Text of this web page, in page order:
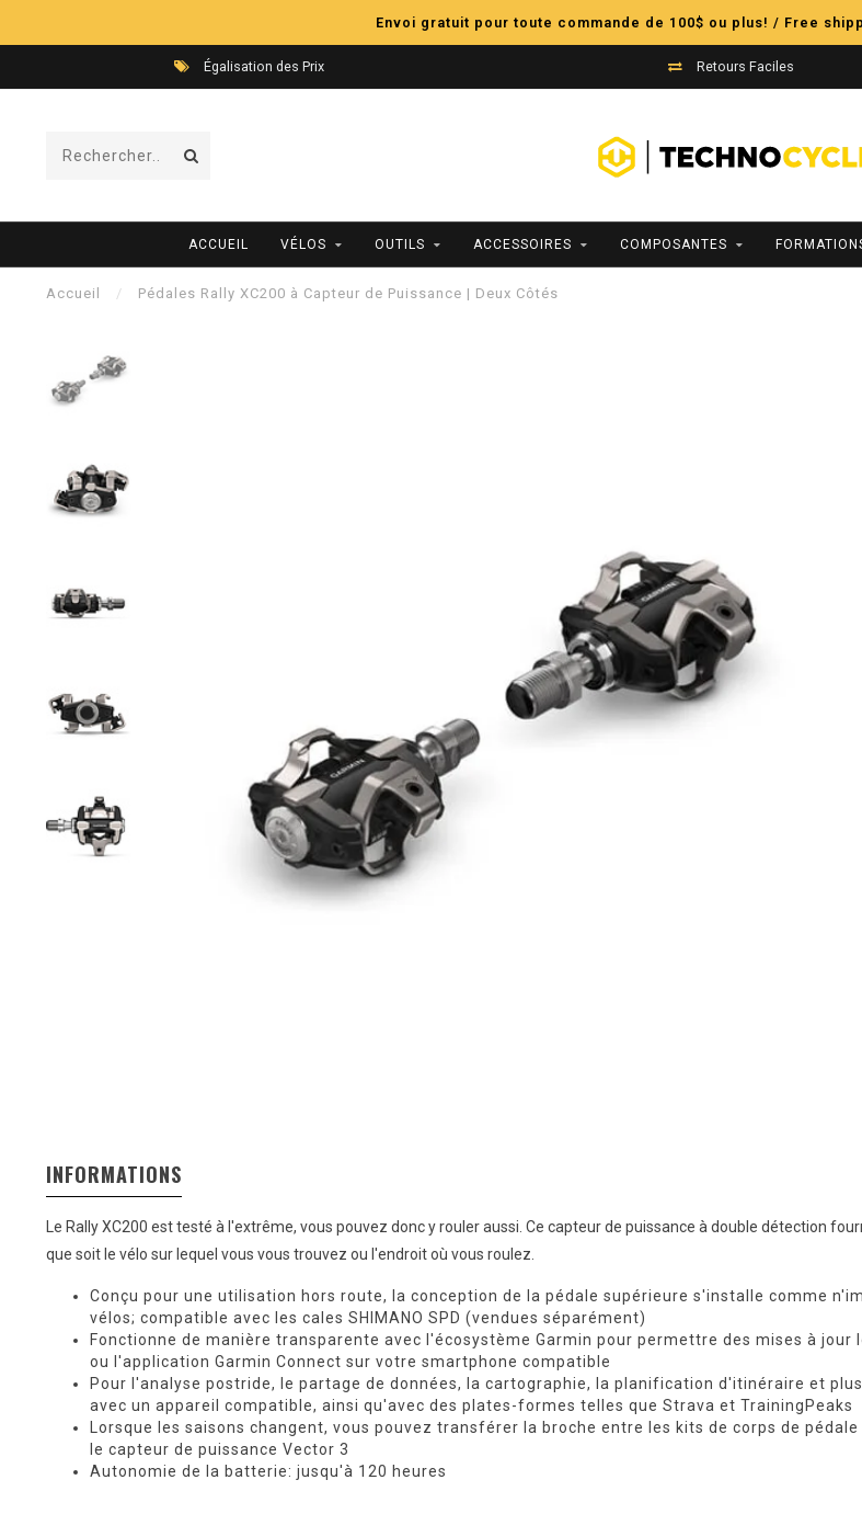
Envoi gratuit pour toute commande de 100$ ou plus! / Free
Égalisation des Prix Retours Faciles
ACCUEIL VÉLOS OUTILS ACCESSOIRES COMPOSANTES
Accueil / Pédales Rally XC200 à Capteur de Puissance | Deux Côtés
INFORMATIONS
Le Rally XC200 est testé à l'extrême, vous pouvez donc y rouler aussi. Ce capteur de puissance à double détection
que soit le vélo sur lequel vous vous trouvez ou l'endroit où vous roulez.
Conçu pour une utilisation hors route, la conception de la pédale supérieure s'installe comme
vélos; compatible avec les cales SHIMANO SPD (vendues séparément)
Fonctionne de manière transparente avec l'écosystème Garmin pour permettre des mises à
ou l'application Garmin Connect sur votre smartphone compatible
Pour l'analyse postride, le partage de données, la cartographie, la planification d'itinéraire et
avec un appareil compatible, ainsi qu'avec des plates-formes telles que Strava et TrainingPeaks
Lorsque les saisons changent, vous pouvez transférer la broche entre les kits de corps de
le capteur de puissance Vector 3
Autonomie de la batterie: jusqu'à 120 heures